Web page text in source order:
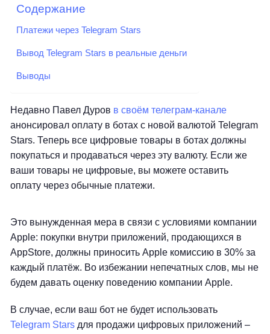
Содержание
Платежи через Telegram Stars
Вывод Telegram Stars в реальные деньги
Выводы
Недавно Павел Дуров в своём телеграм-канале
анонсировал оплату в ботах с новой валютой Telegram
Stars. Теперь все цифровые товары в ботах должны
покупаться и продаваться через эту валюту. Если же
ваши товары не цифровые, вы можете оставить
оплату через обычные платежи.
Это вынужденная мера в связи с условиями компании
Apple: покупки внутри приложений, продающихся в
AppStore, должны приносить Apple комиссию в 30% за
каждый платёж. Во избежании непечатных слов, мы не
будем давать оценку поведению компании Apple.
В случае, если ваш бот не будет использовать
Telegram Stars для продажи цифровых приложений –